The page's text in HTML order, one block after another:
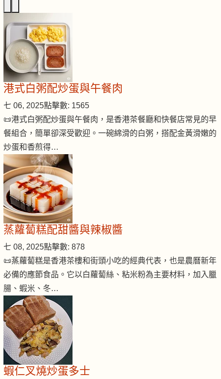
港式白粥配炒蛋與午餐肉
七 06, 2025點擊數: 1565
📜港式白粥配炒蛋與午餐肉，是香港茶餐廳和快餐店常見的早
餐組合，簡單卻深受歡迎。一碗綿滑的白粥，搭配金黃滑嫩的
炒蛋和香煎得…
蒸蘿蔔糕配甜醬與辣椒醬
七 08, 2025點擊數: 878
📜蒸蘿蔔糕是香港茶樓和街頭小吃的經典代表，也是農曆新年
必備的應節食品。它以白蘿蔔絲、粘米粉為主要材料，加入臘
腸、蝦米、冬…
蝦仁叉燒炒蛋多士